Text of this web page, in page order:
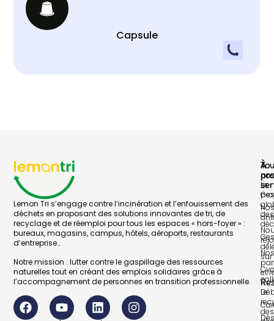
Capsule
Lemon Tri s’engage contre l’incinération et l’enfouissement des
déchets en proposant des solutions innovantes de tri, de
recyclage et de réemploi pour tous les espaces « hors-foyer » :
bureaux, magasins, campus, hôtels, aéroports, restaurants
d’entreprise…
Notre mission : lutter contre le gaspillage des ressources
naturelles tout en créant des emplois solidaires grâce à
l’accompagnement de personnes en transition professionnelle.
À
Le
Nos
Nos
et
Le
des
nos
des
sur